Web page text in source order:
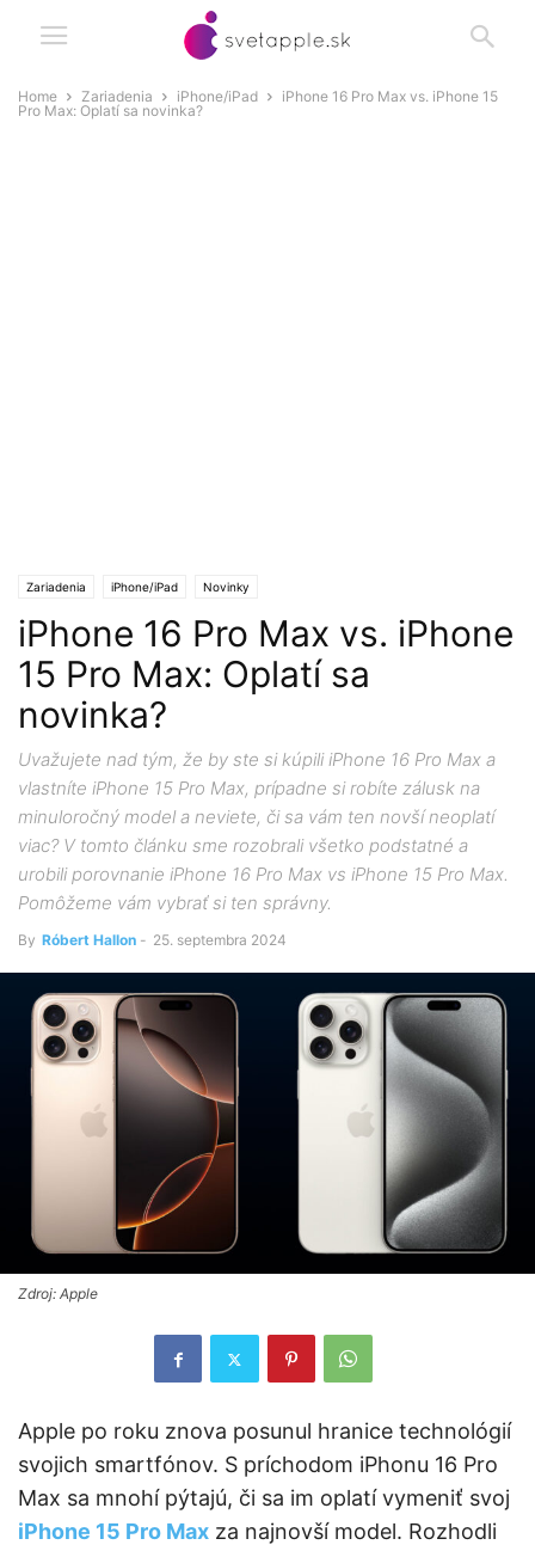
Home Zariadenia iPhone/iPad
iPhone 16 Pro Max vs. iPhone 15
Pro Max: Oplatí sa novinka?
Zariadenia iPhone/iPad Novinky
iPhone 16 Pro Max vs. iPhone
15 Pro Max: Oplatí sa
novinka?
Uvažujete nad tým, že by ste si kúpili iPhone 16 Pro Max a
vlastníte iPhone 15 Pro Max, prípadne si robíte zálusk na
minuloročný model a neviete, či sa vám ten novší neoplatí
viac? V tomto článku sme rozobrali všetko podstatné a
urobili porovnanie iPhone 16 Pro Max vs iPhone 15 Pro Max.
Pomôžeme vám vybrať si ten správny.
By Róbert Hallon - 25. septembra 2024
Zdroj: Apple
Apple po roku znova posunul hranice technológií
svojich smartfónov. S príchodom iPhonu 16 Pro
Max sa mnohí pýtajú, či sa im oplatí vymeniť svoj
iPhone 15 Pro Max za najnovší model. Rozhodli